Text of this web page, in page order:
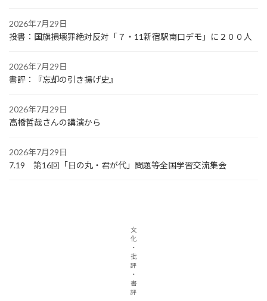
2026年7月29日
投書：国旗損壊罪絶対反対「７・11新宿駅南口デモ」に２００人
2026年7月29日
書評：『忘却の引き揚げ史』
2026年7月29日
高橋哲哉さんの講演から
2026年7月29日
7.19 第16回「日の丸・君が代」問題等全国学習交流集会
文
化
・
批
評
・
書
評